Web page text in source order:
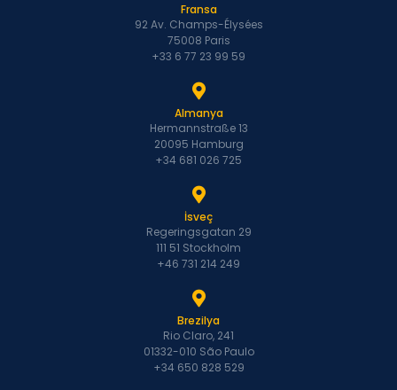
Fransa
92 Av. Champs-Élysées
75008 Paris
+33 6 77 23 99 59
Almanya
Hermannstraße 13
20095 Hamburg
+34 681 026 725
İsveç
Regeringsgatan 29
111 51 Stockholm
+46 731 214 249
Brezilya
Rio Claro, 241
01332-010 São Paulo
+34 650 828 529